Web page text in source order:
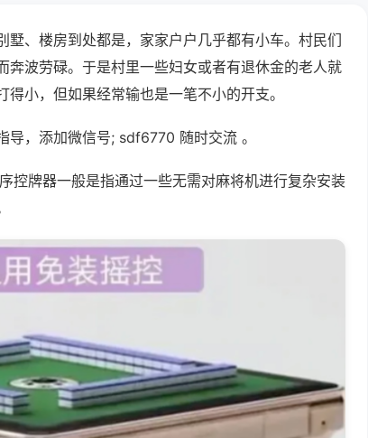
、楼房到处都是，家家户户几乎都有小车。村民们
奔波劳碌。于是村里一些妇女或者有退休金的老人就
小，但如果经常输也是一笔不小的开支。
，添加微信号; sdf6770 随时交流 。
控牌器一般是指通过一些无需对麻将机进行复杂安装